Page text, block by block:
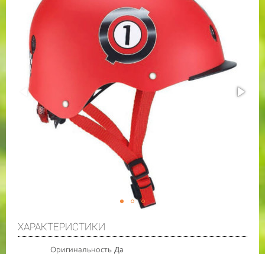
ХАРАКТЕРИСТИКИ
Оригинальность Да